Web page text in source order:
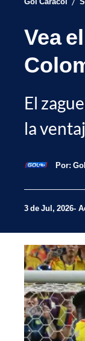
Vea
El
la
Por:
3 de Jul, 2026